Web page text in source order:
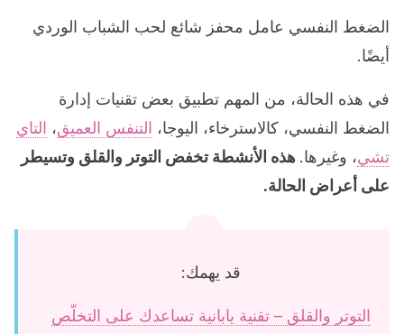
الضغط النفسي عامل محفز شائع لحب الشباب الوردي
أيضًا.
في هذه الحالة، من المهم تطبيق بعض تقنيات إدارة
الضغط النفسي، كالاسترخاء، اليوجا، التنفس العميق، التاي
تشي، وغيرها. هذه الأنشطة تخفض التوتر والقلق وتسيطر
على أعراض الحالة.
قد يهمك:
التوتر والقلق – تقنية يابانية تساعدك على التخلّص